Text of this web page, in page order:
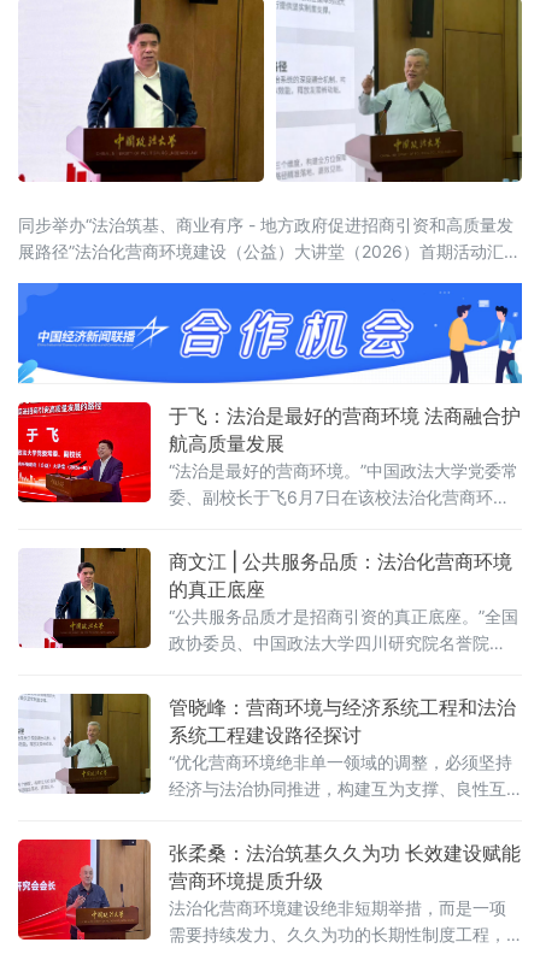
同步举办“法治筑基、商业有序 - 地方政府促进招商引资和高质量发
展路径”法治化营商环境建设（公益）大讲堂（2026）首期活动汇聚
同聚焦法治化营商环境建设的理论前沿与实践路径。中国政法大学
党委常委、副校长于飞，全国政协委员、中国政法
于飞：法治是最好的营商环境 法商融合护
航高质量发展
“法治是最好的营商环境。”中国政法大学党委常
委、副校长于飞6月7日在该校法治化营商环境
商环境的核心要义在于法治化保障——因为法
治提供明确的预期。当天，中国政法大学法治
化营商环境建设与数字金融研究中心在京正式
成立，同步启动“法治筑基、商业有序——地方
政府促进招商引资和高质量发展路径”法治化营
商文江 | 公共服务品质：法治化营商环境
的真正底座
“公共服务品质才是招商引资的真正底座。”全国
政协委员、中国政法大学四川研究院名誉院
营商环境建设与数字金融研究中心揭牌仪式上
作出上述表示。他指出，《公平竞争审查条
例》施行后，各地招商引资的竞争焦点已从“拼
政策洼地”转向“拼服务高地”“拼法治高地”，长期
稳定、高效透明的法治环境与公共服务成为吸
管晓峰：营商环境与经济系统工程和法治
系统工程建设路径探讨
“优化营商环境绝非单一领域的调整，必须坚持
经济与法治协同推进，构建互为支撑、良性互
教授管晓峰6月7日在中国政法大学法治化营商
环境建设与数字金融研究中心揭牌仪式上作出
上述表示。他在题为《营商环境与经济、法治
系统工程建设路径探讨》的主题演讲中，系统
阐述以系统工程思维推进营商环境建设的理论
张柔桑：法治筑基久久为功 长效建设赋能
营商环境提质升级
法治化营商环境建设绝非短期举措，而是一项
需要持续发力、久久为功的长期性制度工程，